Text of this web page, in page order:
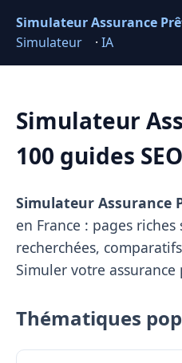
Simulateur Assurance
Simulateur
· IA
Simulateur
100 guides
Simulateur Assurance
en France : pages
recherchées,
Simuler votre assurance
Thématiques